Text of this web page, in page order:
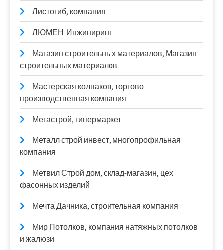
Листогиб, компания
ЛЮМЕН-Инжиниринг
Магазин строительных материалов, Магазин
строительных материалов
Мастерская колпаков, торгово-
производственная компания
Мегастрой, гипермаркет
Металл строй инвест, многопрофильная
компания
Метвил Строй дом, склад-магазин, цех
фасонных изделий
Мечта Дачника, строительная компания
Мир Потолков, компания натяжных потолков
и жалюзи